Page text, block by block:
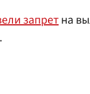
запретна